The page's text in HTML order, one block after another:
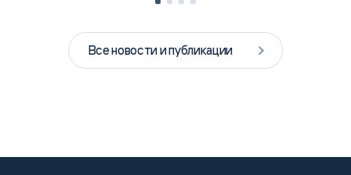
Все новости и публикации